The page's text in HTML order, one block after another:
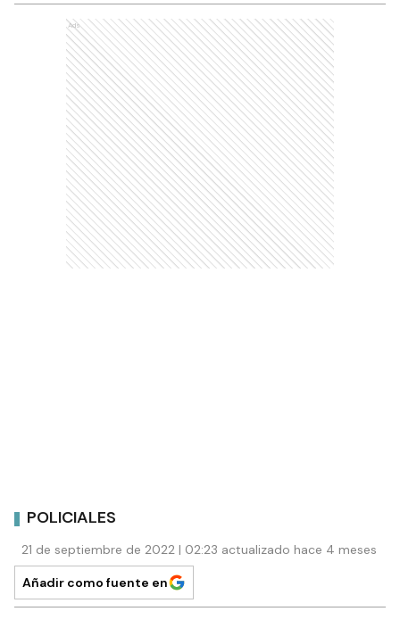
Ads
POLICIALES
21 de septiembre de 2022 | 02:23 actualizado hace 4 meses
Añadir como fuente en